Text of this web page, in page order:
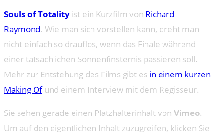
Souls of Totality ist ein Kurzfilm von Richard
Raymond. Wie man sich vorstellen kann, dreht man
nicht einfach so drauflos, wenn das Finale während
einer tatsächlichen Sonnenfinsternis passieren soll.
Mehr zur Entstehung des Films gibt es in einem kurzen
Making Ofund einem Interview mit dem Regisseur.
Sie sehen gerade einen Platzhalterinhalt von Vimeo.
Um auf den eigentlichen Inhalt zuzugreifen, klicken Sie